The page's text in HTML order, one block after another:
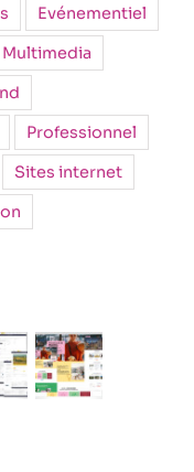
Evénementiel
Multimedia
Professionnel
Sites internet